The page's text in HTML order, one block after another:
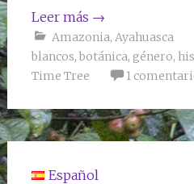
Leer más →
Amazonia, Ayahuasca
blancos, botánica, género,
Time Tree
1
Español